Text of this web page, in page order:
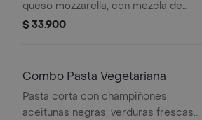
queso mozzarella, con mezcla de
salsa de ajo y bechamel con
bebida de coca cola de 400ml. No
incluye salsa de ajo, llevala por $2.900
adicionales.
$ 33.900
Combo Pasta Vegetariana
Pasta corta con champiñones,
aceitunas negras, verduras frescas